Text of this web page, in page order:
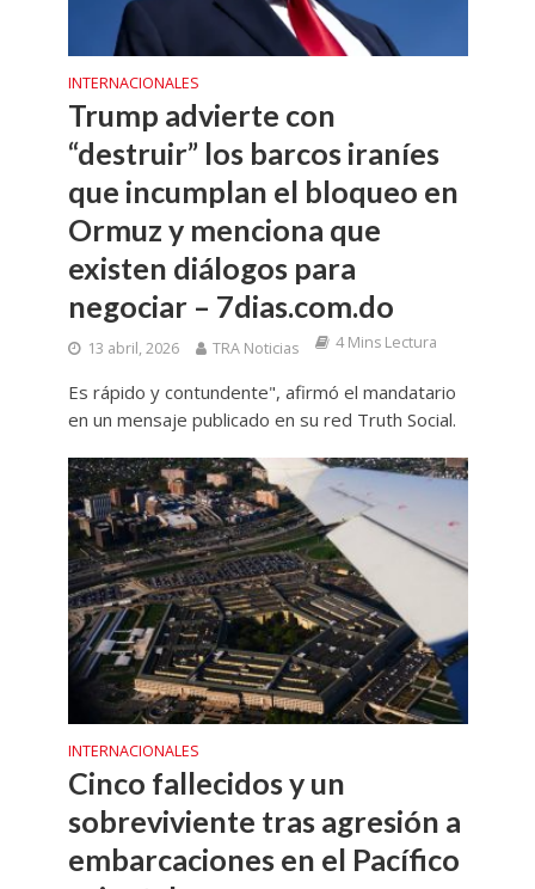
INTERNACIONALES
Trump advierte con
“destruir” los barcos iraníes
que incumplan el bloqueo en
Ormuz y menciona que
existen diálogos para
negociar – 7dias.com.do
13 abril, 2026 TRA Noticias 4 Mins Lectura
Es rápido y contundente", afirmó el mandatario
en un mensaje publicado en su red Truth Social.
INTERNACIONALES
Cinco fallecidos y un
sobreviviente tras agresión a
embarcaciones en el Pacífico